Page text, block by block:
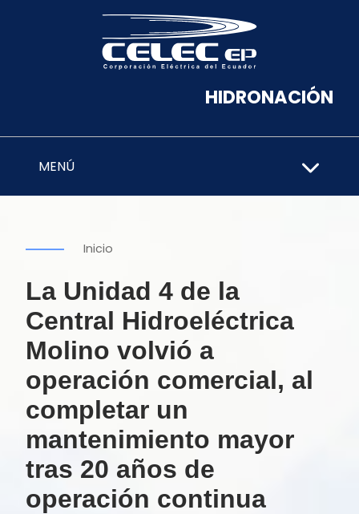
HIDRONACIÓN
MENÚ
Inicio
La Unidad 4 de la
Central Hidroeléctrica
Molino volvió a
operación comercial, al
completar un
mantenimiento mayor
tras 20 años de
operación continua